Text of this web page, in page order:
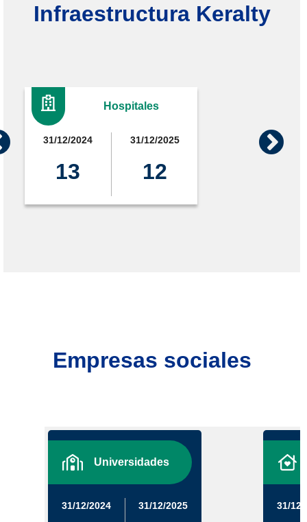
Infraestructura Keralty
Hospitales
31/12/2024
13
31/12/2025
12
Empresas sociales
Universidades
31/12/2024 31/12/2025 31/12/